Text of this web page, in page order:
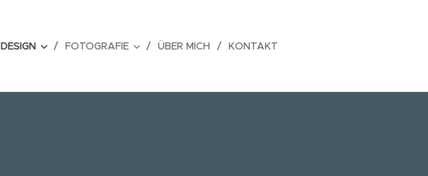
DESIGN FOTOGRAFIE ÜBER MICH KONTAKT